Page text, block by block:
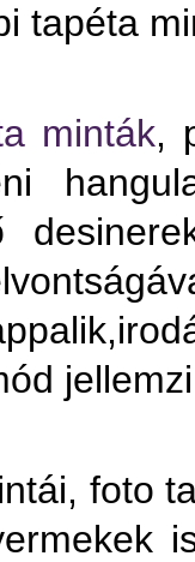
tapéta
minták,
foto